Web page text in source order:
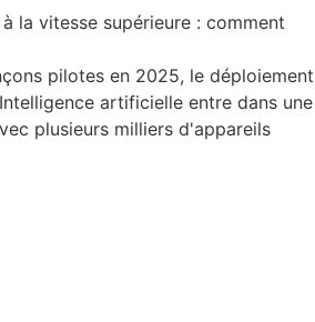
la vitesse supérieure : comment
pilotes en 2025, le déploiement
artificielle entre dans une
plusieurs milliers d'appareils